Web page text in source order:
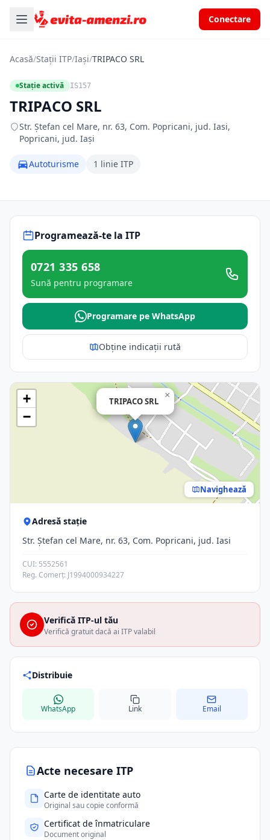
Conectare
Acasă/Stații ITP/Iași/TRIPACO SRL
Stație activă IS157
TRIPACO SRL
Str. Ştefan cel Mare, nr. 63, Com. Popricani, jud. Iasi,
Popricani, jud. Iași
Autoturisme 1 linie ITP
Acte necesare ITP
Carte de identitate auto
Original sau copie conformă
Certificat de înmatriculare
Document original
Programează-te la ITP
0721 335 658
Sună pentru programare
Programare pe WhatsApp
Obține indicații rută
TRIPACO SRL
×
+
−
Navighează
Adresă stație
Str. Ştefan cel Mare, nr. 63, Com. Popricani, jud. Iasi
CUI: 5552561
Reg. Comerț: J1994000934227
Verifică ITP-ul tău
Verifică gratuit dacă ai ITP valabil
Distribuie
WhatsApp Link Email